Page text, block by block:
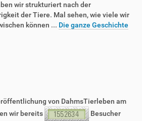
wir strukturiert nach der
der Tiere. Mal sehen, wie viele wir
können ... Die ganze Geschichte
von DahmsTierleben am
wir bereits
Besucher